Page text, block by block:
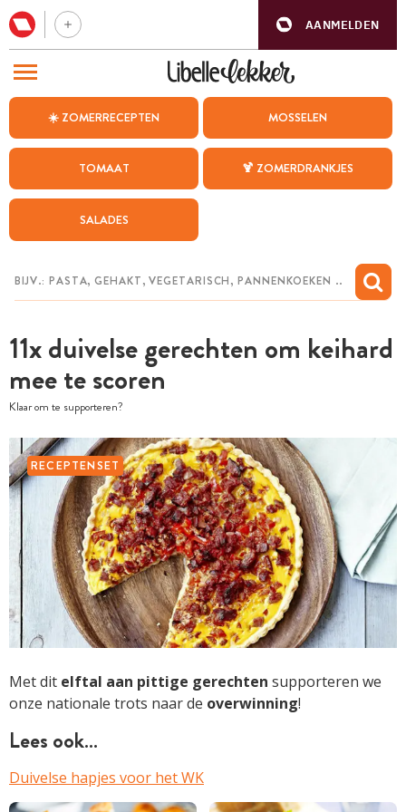
AANMELDEN
☀️ ZOMERRECEPTEN MOSSELEN
TOMAAT 🍹 ZOMERDRANKJES
SALADES
11x duivelse gerechten om keihard
mee te scoren
Klaar om te supporteren?
RECEPTENSET
Met dit elftal aan pittige gerechten supporteren we
onze nationale trots naar de overwinning!
Lees ook…
Duivelse hapjes voor het WK
BEZOEK ONZE ANDERE WEBSITES
WEEKMENU
CHAT MET MAIA
MIJN BEWAARDE RECEPTEN